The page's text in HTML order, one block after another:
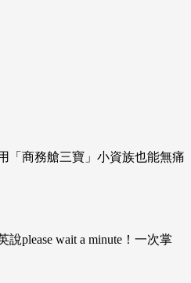
「商務艙三寶」小資族也能無痛
說please wait a minute！一次掌